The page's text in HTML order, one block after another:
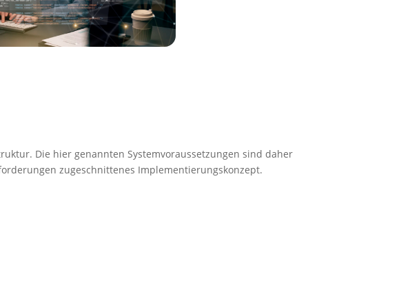
Die hier genannten Systemvoraussetzungen sind daher
zugeschnittenes Implementierungskonzept.